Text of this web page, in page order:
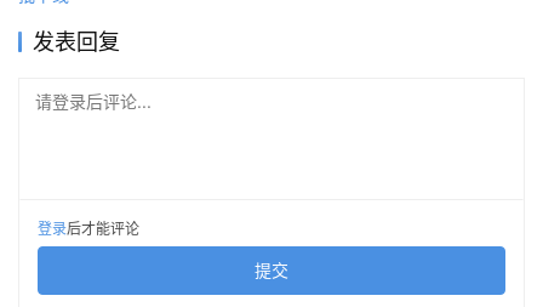
发表回复
请登录后评论...
登录后才能评论
提交